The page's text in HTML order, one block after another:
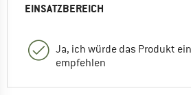
EINSATZBEREICH
Ja, ich würde das Produkt
empfehlen